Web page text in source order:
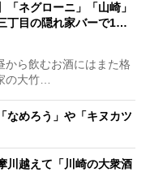
「ネグローニ」「山崎」
丁目の隠れ家バーで1…
ら飲むお酒にはまた格
の大竹…
なめろう」や「キヌカツ
川越えて「川崎の大衆酒